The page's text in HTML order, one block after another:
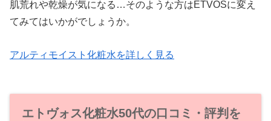
肌荒れや乾燥が気になる…そのような方はETVOSに変え
てみてはいかがでしょうか。
アルティモイスト化粧水を詳しく見る
エトヴォス化粧水50代の口コミ・評判を